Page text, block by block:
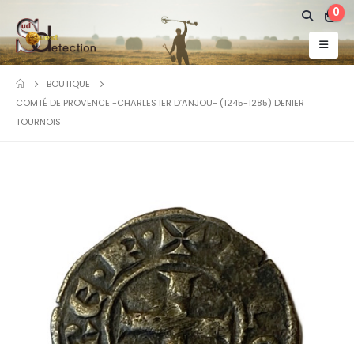
0
BOUTIQUE
COMTÉ DE PROVENCE -CHARLES IER D’ANJOU- (1245-1285) DENIER
TOURNOIS